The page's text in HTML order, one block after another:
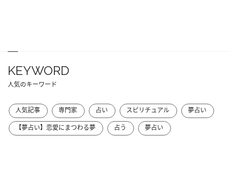
KEYWORD
人気のキーワード
人気記事 専門家 占い スピリチュアル
夢占い
【夢占い】恋愛にまつわる夢
占う 夢占い